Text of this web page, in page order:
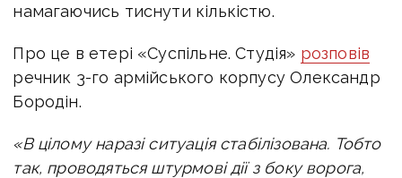
намагаючись тиснути кількістю.
Про це в етері «Суспільне. Студія» розповів
речник 3-го армійського корпусу Олександр
Бородін.
«В цілому наразі ситуація стабілізована. Тобто
так, проводяться штурмові дії з боку ворога,